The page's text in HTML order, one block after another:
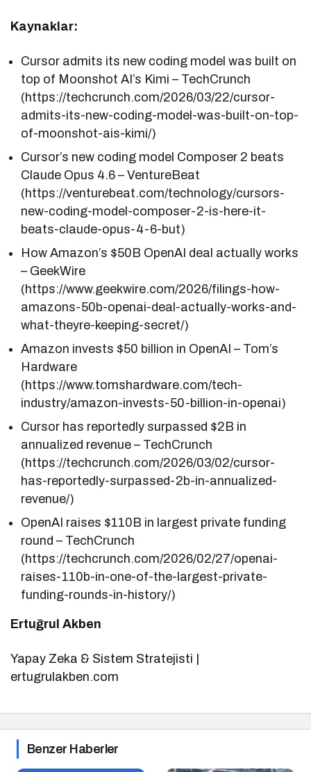
Kaynaklar:
Cursor admits its new coding model was built on
top of Moonshot AI’s Kimi – TechCrunch
(https://techcrunch.com/2026/03/22/cursor-
admits-its-new-coding-model-was-built-on-top-
of-moonshot-ais-kimi/)
Cursor’s new coding model Composer 2 beats
Claude Opus 4.6 – VentureBeat
(https://venturebeat.com/technology/cursors-
new-coding-model-composer-2-is-here-it-
beats-claude-opus-4-6-but)
How Amazon’s $50B OpenAI deal actually works
– GeekWire
(https://www.geekwire.com/2026/filings-how-
amazons-50b-openai-deal-actually-works-and-
what-theyre-keeping-secret/)
Amazon invests $50 billion in OpenAI – Tom’s
Hardware
(https://www.tomshardware.com/tech-
industry/amazon-invests-50-billion-in-openai)
Cursor has reportedly surpassed $2B in
annualized revenue – TechCrunch
(https://techcrunch.com/2026/03/02/cursor-
has-reportedly-surpassed-2b-in-annualized-
revenue/)
OpenAI raises $110B in largest private funding
round – TechCrunch
(https://techcrunch.com/2026/02/27/openai-
raises-110b-in-one-of-the-largest-private-
funding-rounds-in-history/)
Ertuğrul Akben
Yapay Zeka & Sistem Stratejisti |
ertugrulakben.com
Benzer Haberler